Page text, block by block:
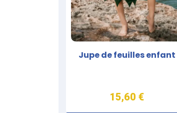
Jupe de feuilles enfant
15,60 €